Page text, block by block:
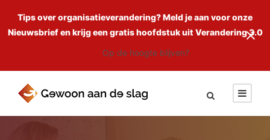
Tips over organisatieverandering? Meld je aan voor onze
Nieuwsbrief en krijg een gratis hoofdstuk uit Verandering 3.0
Op de hoogte blijven?